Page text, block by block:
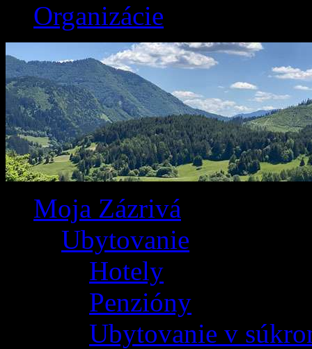
Organizácie
Moja Zázrivá
Ubytovanie
Hotely
Penzióny
Ubytovanie v